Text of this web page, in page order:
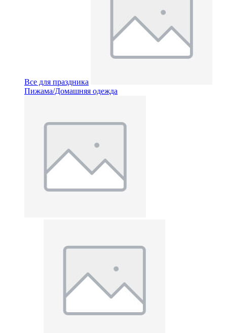
Все для праздника
Пижама/Домашняя одежда